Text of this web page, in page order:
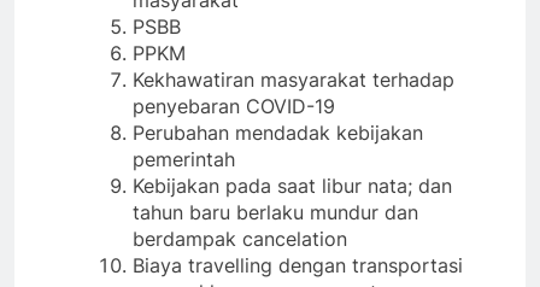
PSBB
PPKM
Kekhawatiran masyarakat terhadap
penyebaran COVID-19
Perubahan mendadak kebijakan
pemerintah
Kebijakan pada saat libur nata; dan
tahun baru berlaku mundur dan
berdampak cancelation
Biaya travelling dengan transportasi